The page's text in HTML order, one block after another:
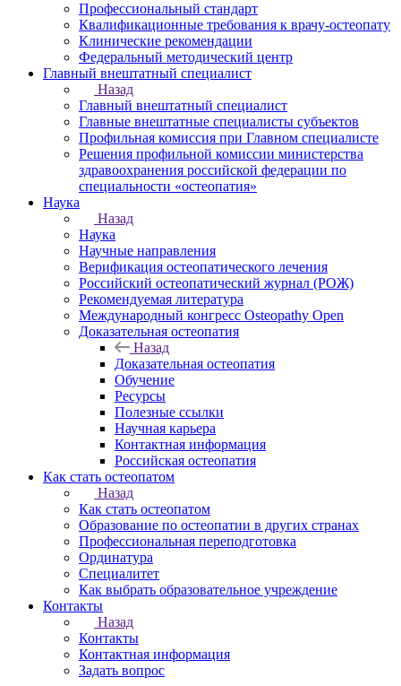
Профессиональный стандарт
Квалификационные требования к врачу-остеопату
Клинические рекомендации
Федеральный методический центр
Главный внештатный специалист
Назад
Главный внештатный специалист
Главные внештатные специалисты субъектов
Профильная комиссия при Главном специалисте
Решения профильной комиссии министерства
здравоохранения российской федерации по
специальности «остеопатия»
Наука
Назад
Наука
Научные направления
Верификация остеопатического лечения
Российский остеопатический журнал (РОЖ)
Рекомендуемая литература
Международный конгресс Osteopathy Open
Доказательная остеопатия
Назад
Доказательная остеопатия
Обучение
Ресурсы
Полезные ссылки
Научная карьера
Контактная информация
Российская остеопатия
Как стать остеопатом
Назад
Как стать остеопатом
Образование по остеопатии в других странах
Профессиональная переподготовка
Ординатура
Специалитет
Как выбрать образовательное учреждение
Контакты
Назад
Контакты
Контактная информация
Задать вопрос